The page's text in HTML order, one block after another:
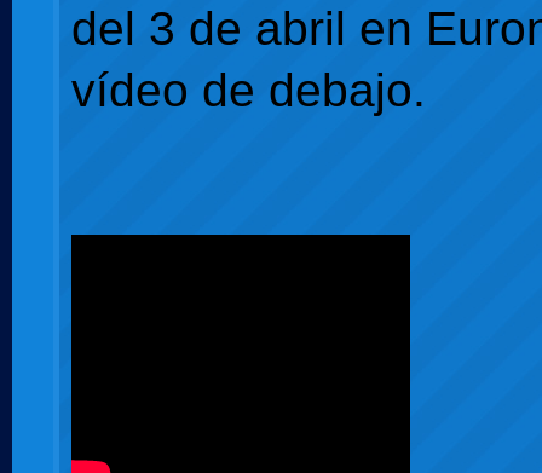
del 3 de abril en
vídeo de debajo.